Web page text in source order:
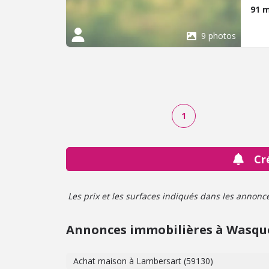
9 photos
de
91
1
Les prix et les surfaces indiqués dans les
Annonces immobilières à
Achat maison à Lambersart (59130)